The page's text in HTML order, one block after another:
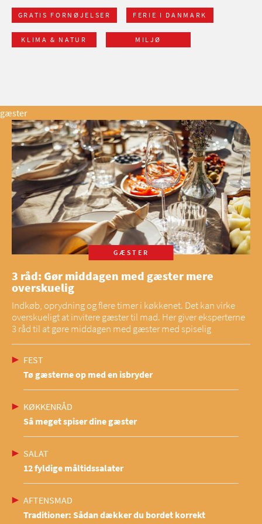
GRATIS FORNØJELSER FERIE I DANMARK
KLIMA & NATUR MILJØ
gæster
GÆSTER
3 råd: Gør middagen med gæster mere
overskuelig
Indkøb, oprydning og flere timer i køkkenet. Det kan virke
overskueligt at invitere gæster til mad. Her giver eksperterne
3 råd til at gøre middagen med gæster med spiselig
FEST
Tø gæsterne op med en isbryder
KØKKENRÅD
Så meget spiser dine gæster
SALAT
12 fyldige måltidssalater
AFTENSMAD
Traditioner: Sådan dækker du bordet korrekt